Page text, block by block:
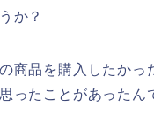
か？
商品を購入したか
ったことがあったん